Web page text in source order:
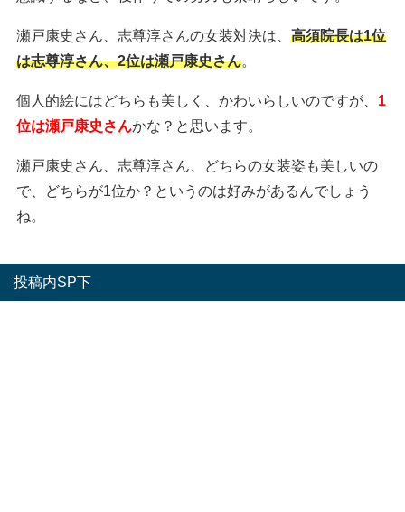
瀬戸康史さん、志尊淳さんの女装対決は、 高須院長は1位
は志尊淳さん、2位は瀬戸康史さん
個人的絵にはどちらも美しく、かわいらしいのですが、 1
位は瀬戸康史さんかな？と思います。
瀬戸康史さん、志尊淳さん、どちらの女装姿も美しいの
で、どちらが1位か？というのは好みがあるんでしょう
ね。
投稿内SP下